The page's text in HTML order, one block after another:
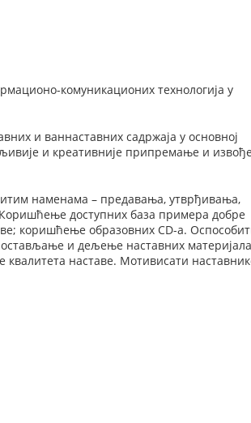
комуникационих технологија у
и ваннаставних садржаја у основној
и креативније припремање и
наменама – предавања, утврђивања,
доступних база примера добре
коришћење образовних CD-а.
и дељење наставних
наставе. Мотивисати